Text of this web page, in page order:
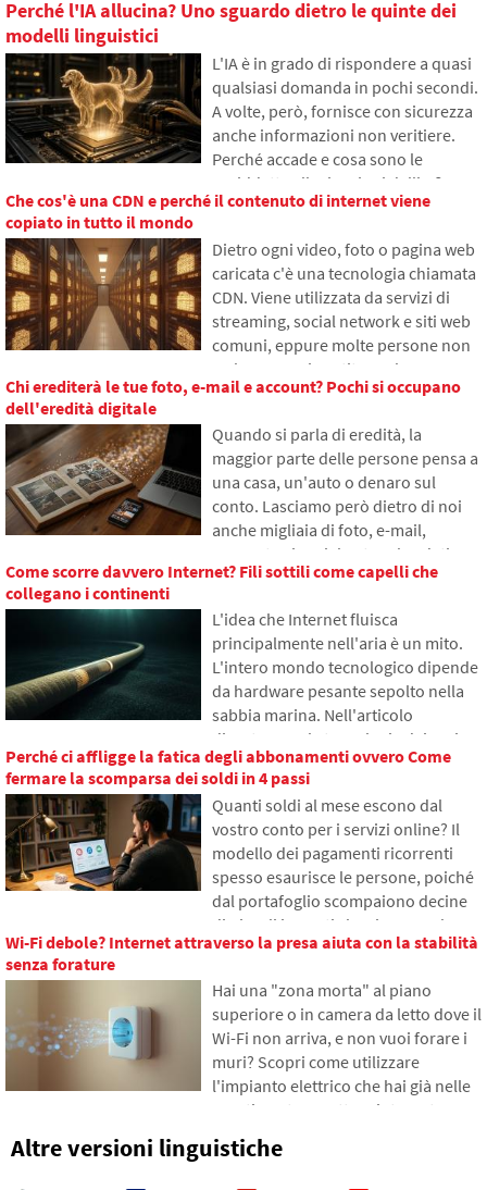
Perché l'IA allucina? Uno sguardo dietro le quinte dei
modelli linguistici
L'IA è in grado di rispondere a quasi
qualsiasi domanda in pochi secondi.
A volte, però, fornisce con sicurezza
anche informazioni non veritiere.
Perché accade e cosa sono le
cosiddette allucinazioni dell'IA?
Nell'articolo spiegheremo come
linguistici, perché a volte generano
risposte false e come i
programmatori cercano di ridurre
gradualmente questo problema.
Che cos'è una CDN e perché il contenuto di internet viene
copiato in tutto il mondo
Dietro ogni video, foto o pagina web
caricata c'è una tecnologia chiamata
CDN. Viene utilizzata da servizi di
streaming, social network e siti web
comuni, eppure molte persone non
ne hanno mai sentito parlare.
Nell'articolo spiegheremo cosa
funziona, perché il contenuto di
internet viene salvato in diverse parti
del mondo e perché senza essa
l'internet odierno difficilmente
funzionerebbe.
Chi erediterà le tue foto, e-mail e account? Pochi si occupano
dell'eredità digitale
Quando si parla di eredità, la
maggior parte delle persone pensa a
una casa, un'auto o denaro sul
conto. Lasciamo però dietro di noi
anche migliaia di foto, e-mail,
account sui social network o dati
salvati nel cloud. Cosa accadrà loro
Nell'articolo esploreremo come
funziona l'eredità digitale, perché i
sopravvissuti possono avere
problemi con i dati e come mettere
ordine nelle tracce online già oggi.
Come scorre davvero Internet? Fili sottili come capelli che
collegano i continenti
L'idea che Internet fluisca
principalmente nell'aria è un mito.
L'intero mondo tecnologico dipende
da hardware pesante sepolto nella
sabbia marina. Nell'articolo
discuteremo la tecnologia dei cavi
sottomarini. Scoprirai come
funzionano le fibre ottiche, cosa
comporta la loro posa dalle navi e
come gli abissi degli oceani sono
diventati un campo di battaglia
geopolitico.
Perché ci affligge la fatica degli abbonamenti ovvero Come
fermare la scomparsa dei soldi in 4 passi
Quanti soldi al mese escono dal
vostro conto per i servizi online? Il
modello dei pagamenti ricorrenti
spesso esaurisce le persone, poiché
dal portafoglio scompaiono decine
di piccoli importi che si accumulano
gradualmente in somme
basiamo su dati freschi del 2026,
mostreremo il divario abissale tra le
nostre stime e la realtà, e offriremo
quattro passi concreti per tenere
meglio sotto controllo le proprie
Wi-Fi debole? Internet attraverso la presa aiuta con la stabilità
senza forature
Hai una "zona morta" al piano
superiore o in camera da letto dove il
Wi-Fi non arriva, e non vuoi forare i
muri? Scopri come utilizzare
l'impianto elettrico che hai già nelle
pareti per trasmettere internet
Nell'articolo ti mostreremo come
Altre versioni linguistiche